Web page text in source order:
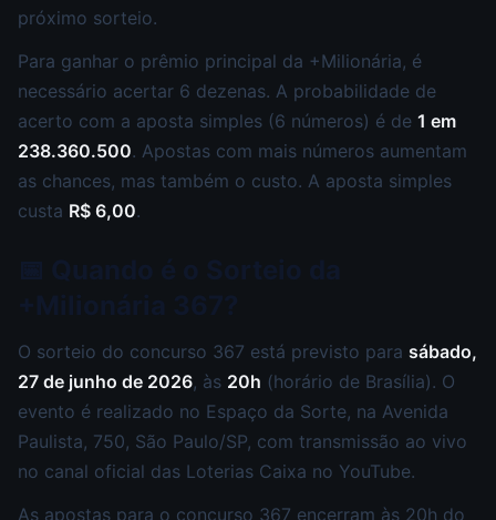
próximo sorteio.
Para ganhar o prêmio principal da +Milionária, é
necessário acertar 6 dezenas. A probabilidade de
acerto com a aposta simples (6 números) é de 1 em
238.360.500. Apostas com mais números aumentam
as chances, mas também o custo. A aposta simples
custa R$ 6,00.
O sorteio do concurso 367 está previsto para sábado,
27 de junho de 2026, às 20h (horário de Brasília). O
evento é realizado no Espaço da Sorte, na Avenida
Paulista, 750, São Paulo/SP, com transmissão ao vivo
no canal oficial das Loterias Caixa no YouTube.
As apostas para o concurso 367 encerram às 20h do